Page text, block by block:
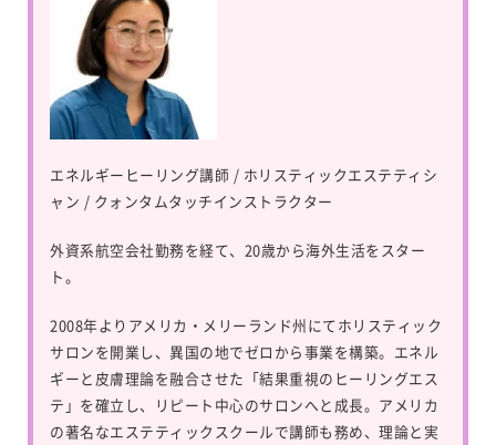
エネルギーヒーリング講師 / ホリスティックエステティシ
ャン / クォンタムタッチインストラクター
外資系航空会社勤務を経て、20歳から海外生活をスター
ト。
2008年よりアメリカ・メリーランド州にてホリスティック
サロンを開業し、異国の地でゼロから事業を構築。エネル
ギーと皮膚理論を融合させた「結果重視のヒーリングエス
テ」を確立し、リピート中心のサロンへと成長。アメリカ
の著名なエステティックスクールで講師も務め、理論と実